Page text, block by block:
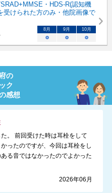
・HDS-R(認知機
受けられた方のみ・他院画像で
8月 9月 10月
○ ○ ○
の
ク
感想
。 前回受けた時は耳栓をして
ったのですが、今回は耳栓をし
る音ではなかったのでよかった
2026年06月